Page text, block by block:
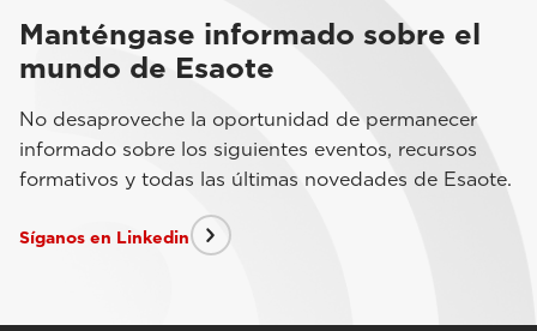
Manténgase informado sobre el
mundo de Esaote
No desaproveche la oportunidad de permanecer
informado sobre los siguientes eventos, recursos
formativos y todas las últimas novedades de Esaote.
Síganos en Linkedin